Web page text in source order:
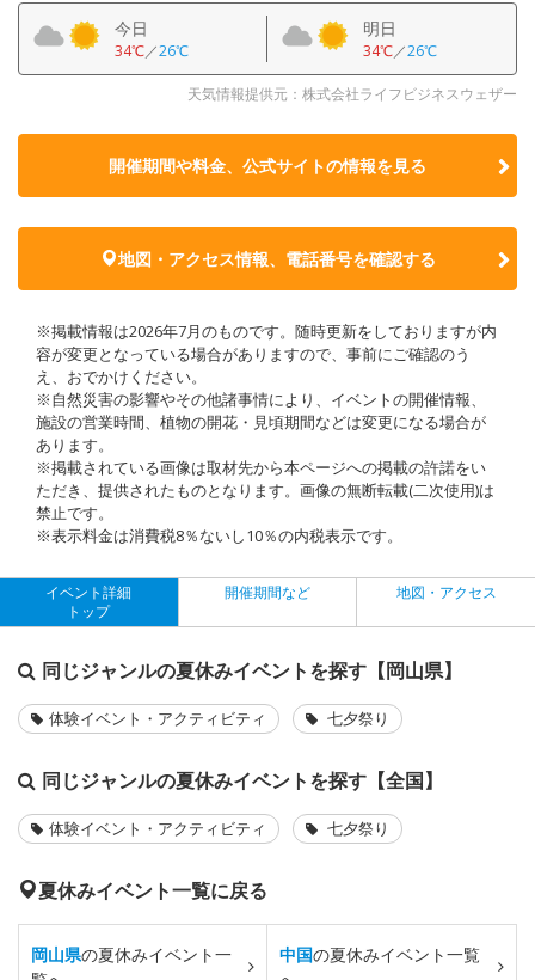
今日
34℃／26℃
明日
34℃／26℃
天気情報提供元：株式会社ライフビジネスウェザー
開催期間や料金、公式サイトの情報を見る
地図・アクセス情報、電話番号を確認する
※掲載情報は2026年7月のものです。随時更新をしておりますが内
容が変更となっている場合がありますので、事前にご確認のう
え、おでかけください。
※自然災害の影響やその他諸事情により、イベントの開催情報、
施設の営業時間、植物の開花・見頃期間などは変更になる場合が
あります。
※掲載されている画像は取材先から本ページへの掲載の許諾をい
ただき、提供されたものとなります。画像の無断転載(二次使用)は
禁止です。
※表示料金は消費税8％ないし10％の内税表示です。
イベント詳細
トップ
開催期間など 地図・アクセス
同じジャンルの夏休みイベントを探す【岡山県】
体験イベント・アクティビティ 七夕祭り
同じジャンルの夏休みイベントを探す【全国】
体験イベント・アクティビティ 七夕祭り
夏休みイベント一覧に戻る
岡山県の夏休みイベント一
中国の夏休みイベント一覧